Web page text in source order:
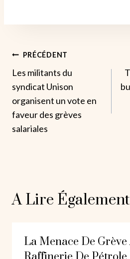
Navigation
De
L’article
PRÉCÉDENT
Les militants du
syndicat Unison
organisent un vote en
faveur des grèves
salariales
A Lire Également
La Menace De Grève